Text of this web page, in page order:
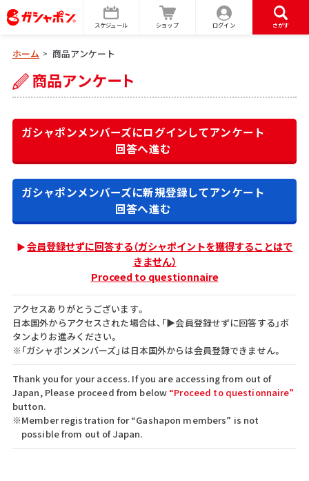
スケジュール ショップ ログイン さがす
ホーム > 商品アンケート
ガシャポンメンバーズにログインしてアンケート
回答へ進む
ガシャポンメンバーズに新規登録してアンケート
回答へ進む
会員登録せずに回答する（ガシャポイントを獲得することはで
きません）
Proceed to questionnaire
アクセスありがとうございます。
日本国外からアクセスされた場合は、「▶会員登録せずに回答する」ボ
タンよりお進みください。
※「ガシャポンメンバーズ」は日本国外からは会員登録できません。
Thank you for your access. If you are accessing from out of
Japan, Please proceed from below “Proceed to questionnaire”
button.
※Member registration for “Gashapon members” is not
possible from out of Japan.